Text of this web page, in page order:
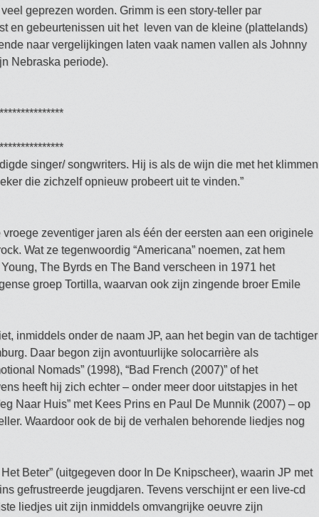
geprezen worden. Grimm is een story-teller par
en gebeurtenissen uit het leven van de kleine (plattelands)
naar vergelijkingen laten vaak namen vallen als Johnny
Nebraska periode).
singer/ songwriters. Hij is als de wijn die met het klimmen
die zichzelf opnieuw probeert uit te vinden.”
zeventiger jaren als één der eersten aan een originele
Wat ze tegenwoordig “Americana” noemen, zat hem
The Byrds en The Band verscheen in 1971 het
groep Tortilla, waarvan ook zijn zingende broer Emile
inmiddels onder de naam JP, aan het begin van de tachtiger
Daar begon zijn avontuurlijke solocarrière als
Nomads” (1998), “Bad French (2007)” of het
heeft hij zich echter – onder meer door uitstapjes in het
Naar Huis” met Kees Prins en Paul De Munnik (2007) – op
Waardoor ook de bij de verhalen behorende liedjes nog
Beter” (uitgegeven door In De Knipscheer), waarin JP met
gefrustreerde jeugdjaren. Tevens verschijnt er een live-cd
liedjes uit zijn inmiddels omvangrijke oeuvre zijn